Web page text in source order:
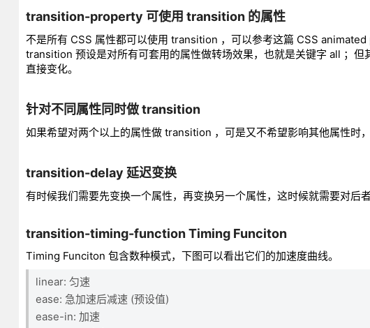
transition-property 可使用 transition 的属性
不是所有 CSS 属性都可以使用 transition ，可以参考这篇 CSS
transition 预设是对所有可套用的属性做转场效果，也就是关键字 all ；
直接变化。
针对不同属性同时做 transition
如果希望对两个以上的属性做 transition ，可是又不希望影响其他属性时
transition-delay 延迟变换
有时候我们需要先变换一个属性，再变换另一个属性，这时候就需要对后
transition-timing-function Timing Funciton
Timing Funciton 包含数种模式，下图可以看出它们的加速度曲线。
linear: 匀速
ease: 急加速后减速 (预设值)
ease-in: 加速